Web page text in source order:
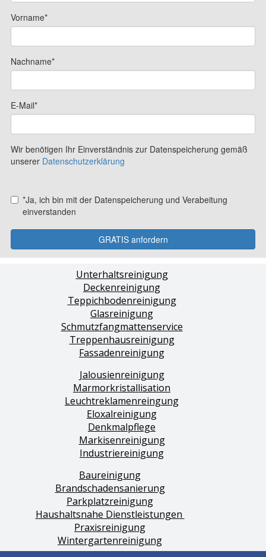
Unterhaltsreinigung
Deckenreinigung
Teppichbodenreinigung
Glasreinigung
Schmutzfangmattenservice
Treppenhausreinigung
Fassadenreinigung
Jalousienreinigung
Marmorkristallisation
Leuchtreklamenreingung
Eloxalreinigung
Denkmalpflege
Markisenreinigung
Industriereinigung
Baureinigung
Brandschadensanierung
Parkplatzreinigung
Haushaltsnahe Dienstleistungen
Praxisreinigung
Wintergartenreinigung